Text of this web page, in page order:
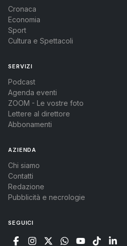
Cronaca
Economia
Sport
Cultura e Spettacoli
SERVIZI
Podcast
Agenda eventi
ZOOM - Le vostre foto
Lettere al direttore
Abbonamenti
AZIENDA
Chi siamo
Contatti
Redazione
Pubblicità e necrologie
SEGUICI